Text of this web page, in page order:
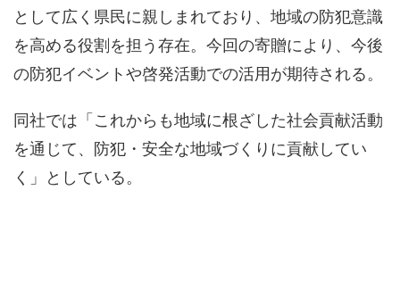
として広く県民に親しまれており、地域の防犯意識
を高める役割を担う存在。今回の寄贈により、今後
の防犯イベントや啓発活動での活用が期待される。
同社では「これからも地域に根ざした社会貢献活動
を通じて、防犯・安全な地域づくりに貢献してい
く」としている。